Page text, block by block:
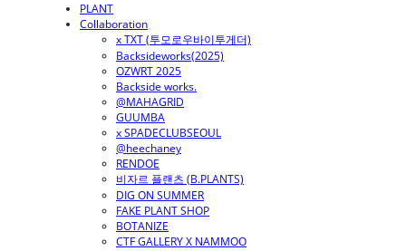
PLANT
Collaboration
x TXT (투모로우바이투게더)
Backsideworks(2025)
OZWRT 2025
Backside works.
@MAHAGRID
GUUMBA
x SPADECLUBSEOUL
@heechaney
RENDOE
비자르 플랜츠 (B.PLANTS)
DIG ON SUMMER
FAKE PLANT SHOP
BOTANIZE
CTF GALLERY X NAMMOO